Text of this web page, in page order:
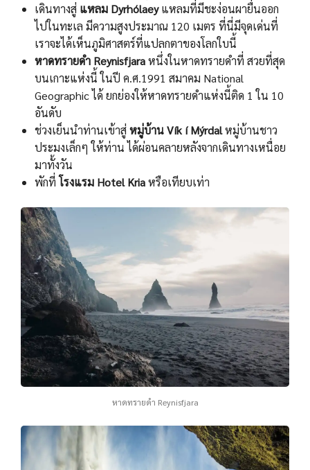
เดินทางสู่ แหลม Dyrhólaeyแหลมที่มีชะง่อนผายื่นออก
ไปในทะเล มีความสูงประมาณ 120 เมตร ที่นี่มีจุดเด่นที่
เราจะได้เห็นภูมิศาสตร์ที่แปลกตาของโลกใบนี้
หาดทรายดํา Reynisfjaraหนึ่งในหาดทรายดําที่ สวยที่สุด
บนเกาะแห่งนี้ ในปี ค.ศ.1991 สมาคม National
Geographic ได้ ยกย่องให้หาดทรายดําแห่งนี้ติด 1 ใน 10
อันดับ
ช่วงเย็นนําท่านเข้าสู่หมู่บ้าน Vík í Mýrdalหมู่บ้านชาว
ประมงเล็กๆ ให้ท่าน ได้ผ่อนคลายหลังจากเดินทางเหนื่อย
มาทั้งวัน
พักที่โรงแรม Hotel Kriaหรือเทียบเท่า
หาดทรายดํา Reynisfjara